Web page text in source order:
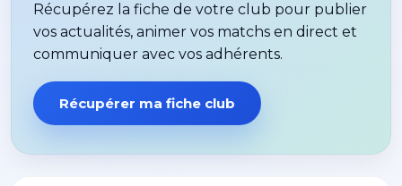
Récupérez la fiche de votre club pour publier
vos actualités, animer vos matchs en direct et
communiquer avec vos adhérents.
Récupérer ma fiche club